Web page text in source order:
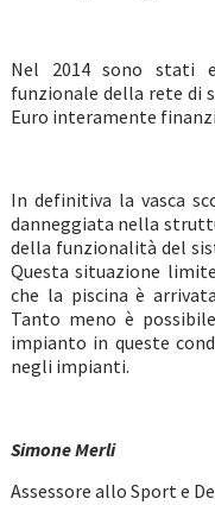
Nel 2014 sono stati
funzionale della rete di
Euro interamente
In definitiva la vasca
danneggiata nella
della funzionalità del
Questa situazione
che la piscina è
Tanto meno è
impianto in queste
negli impianti.
Simone Merli
Assessore allo Sport e